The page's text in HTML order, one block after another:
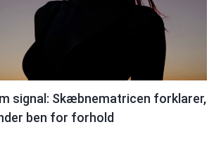
signal: Skæbnematricen forklarer,
ben for forhold